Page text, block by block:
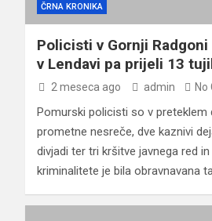
ČRNA KRONIKA
Policisti v Gornji
v Lendavi pa prijeli 13
2 meseca ago admin
Pomurski policisti so v preteklem
prometne nesreče, dve kaznivi
divjadi ter tri kršitve javnega red
kriminalitete je bila obravnavana